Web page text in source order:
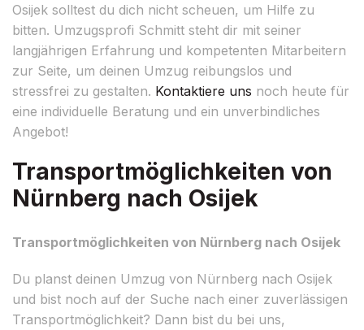
Osijek solltest du dich nicht scheuen, um Hilfe zu
bitten. Umzugsprofi Schmitt steht dir mit seiner
langjährigen Erfahrung und kompetenten Mitarbeitern
zur Seite, um deinen Umzug reibungslos und
stressfrei zu gestalten. Kontaktiere uns noch heute für
eine individuelle Beratung und ein unverbindliches
Angebot!
Transportmöglichkeiten von
Nürnberg nach Osijek
Transportmöglichkeiten von Nürnberg nach Osijek
Du planst deinen Umzug von Nürnberg nach Osijek
und bist noch auf der Suche nach einer zuverlässigen
Transportmöglichkeit? Dann bist du bei uns,